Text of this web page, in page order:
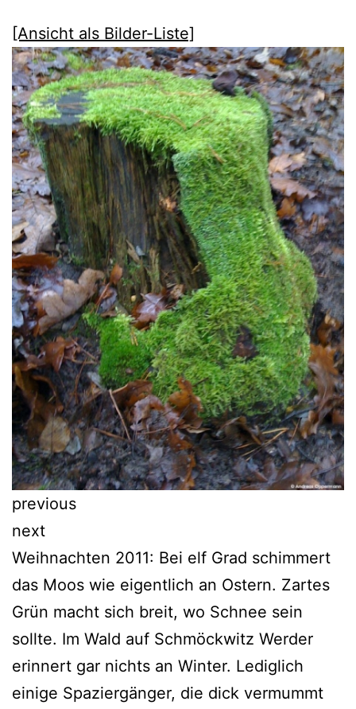
[Ansicht als Bilder-Liste]
previous
next
Weihnachten 2011: Bei elf Grad schimmert
das Moos wie eigentlich an Ostern. Zartes
Grün macht sich breit, wo Schnee sein
sollte. Im Wald auf Schmöckwitz Werder
erinnert gar nichts an Winter. Lediglich
einige Spaziergänger, die dick vermummt